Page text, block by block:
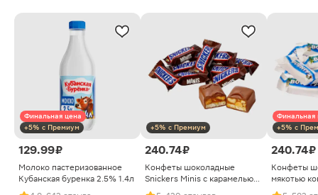
Финальная цена
+5% с Премиум
129.99 ₽
Молоко пастеризованное
Кубанская буренка 2.5% 1.4л
+5% с Премиум
240.74 ₽
Конфеты шоколадные
Snickers Minis с карамелью
арахисом и нугой
Финальная
+5% с
240.74 ₽
Конфеты
мякотью